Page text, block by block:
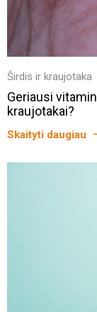
Širdis ir kraujotaka
Geriausi
kraujotakai?
Skaityti daugiau